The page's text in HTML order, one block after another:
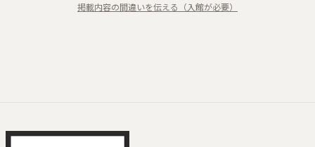
掲載内容の間違いを伝える（入館が必要）